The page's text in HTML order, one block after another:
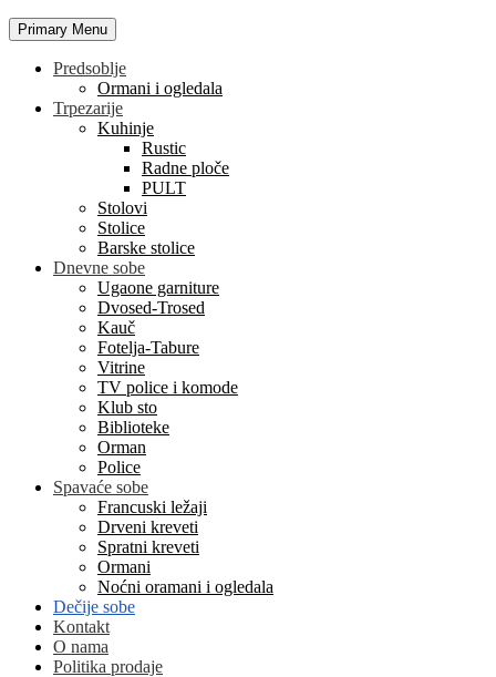
Primary Menu
Predsoblje
Ormani i ogledala
Trpezarije
Kuhinje
Rustic
Radne ploče
PULT
Stolovi
Stolice
Barske stolice
Dnevne sobe
Ugaone garniture
Dvosed-Trosed
Kauč
Fotelja-Tabure
Vitrine
TV police i komode
Klub sto
Biblioteke
Orman
Police
Spavaće sobe
Francuski ležaji
Drveni kreveti
Spratni kreveti
Ormani
Noćni oramani i ogledala
Dečije sobe
Kontakt
O nama
Politika prodaje